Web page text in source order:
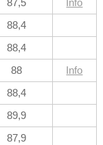
87,5
Info
88,4
88,4
88
Info
88,4
89,9
87,9